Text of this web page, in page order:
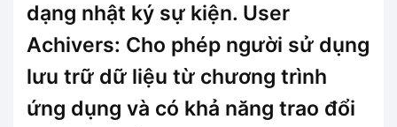
dạng nhật ký sự kiện. User
Achivers: Cho phép người sử dụng
lưu trữ dữ liệu từ chương trình
ứng dụng và có khả năng trao đổi